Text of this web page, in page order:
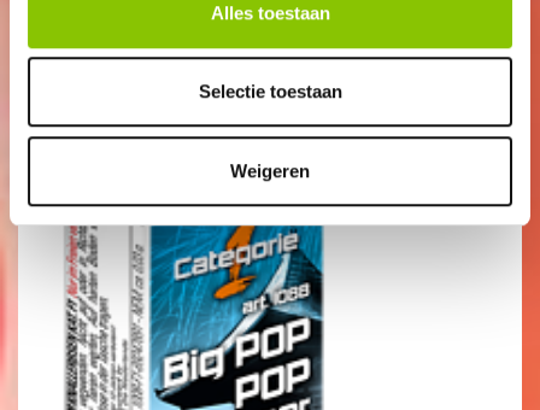
Alles toestaan
Selectie toestaan
Weigeren